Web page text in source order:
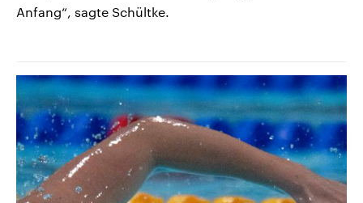
Anfang“, sagte Schültke.